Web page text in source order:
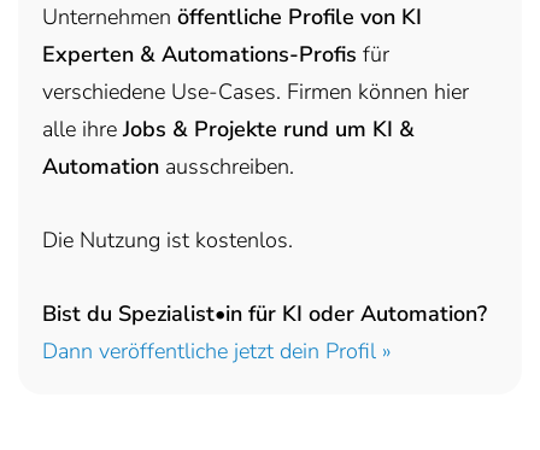
Unternehmen öffentliche Profile von KI
Experten & Automations-Profis für
verschiedene Use-Cases. Firmen können hier
alle ihreJobs & Projekte rund um KI &
Automation ausschreiben.
Die Nutzung ist kostenlos.
Bist du Spezialist•in für KI oder Automation?
Dann veröffentliche jetzt dein Profil »